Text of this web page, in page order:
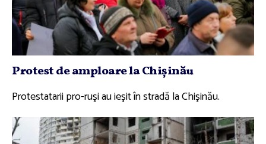
Protest de amploare la Chişinău
Protestatarii pro-ruşi au ieşit în stradă la Chişinău.